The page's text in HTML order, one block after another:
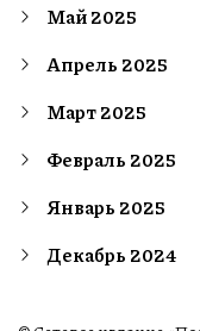
Май 2025
Апрель 2025
Март 2025
Февраль 2025
Январь 2025
Декабрь 2024